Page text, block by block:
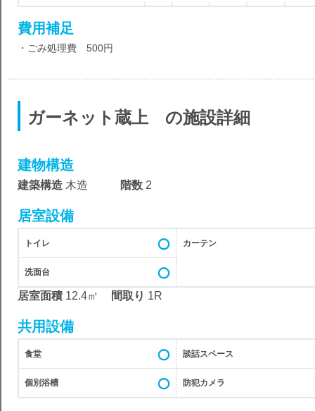
費用補足
・ごみ処理費 500円
ガーネット蔵上 の施設詳細
建物構造
建築構造 木造 階数 2
居室設備
トイレ カーテン
洗面台
居室面積 12.4㎡ 間取り 1R
共用設備
食堂 談話スペース
個別浴槽 防犯カメラ